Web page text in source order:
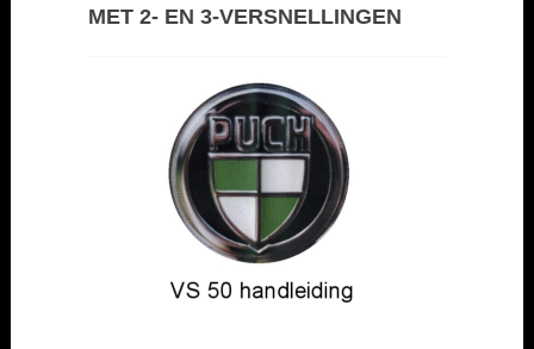
MET 2- EN 3-VERSNELLINGEN